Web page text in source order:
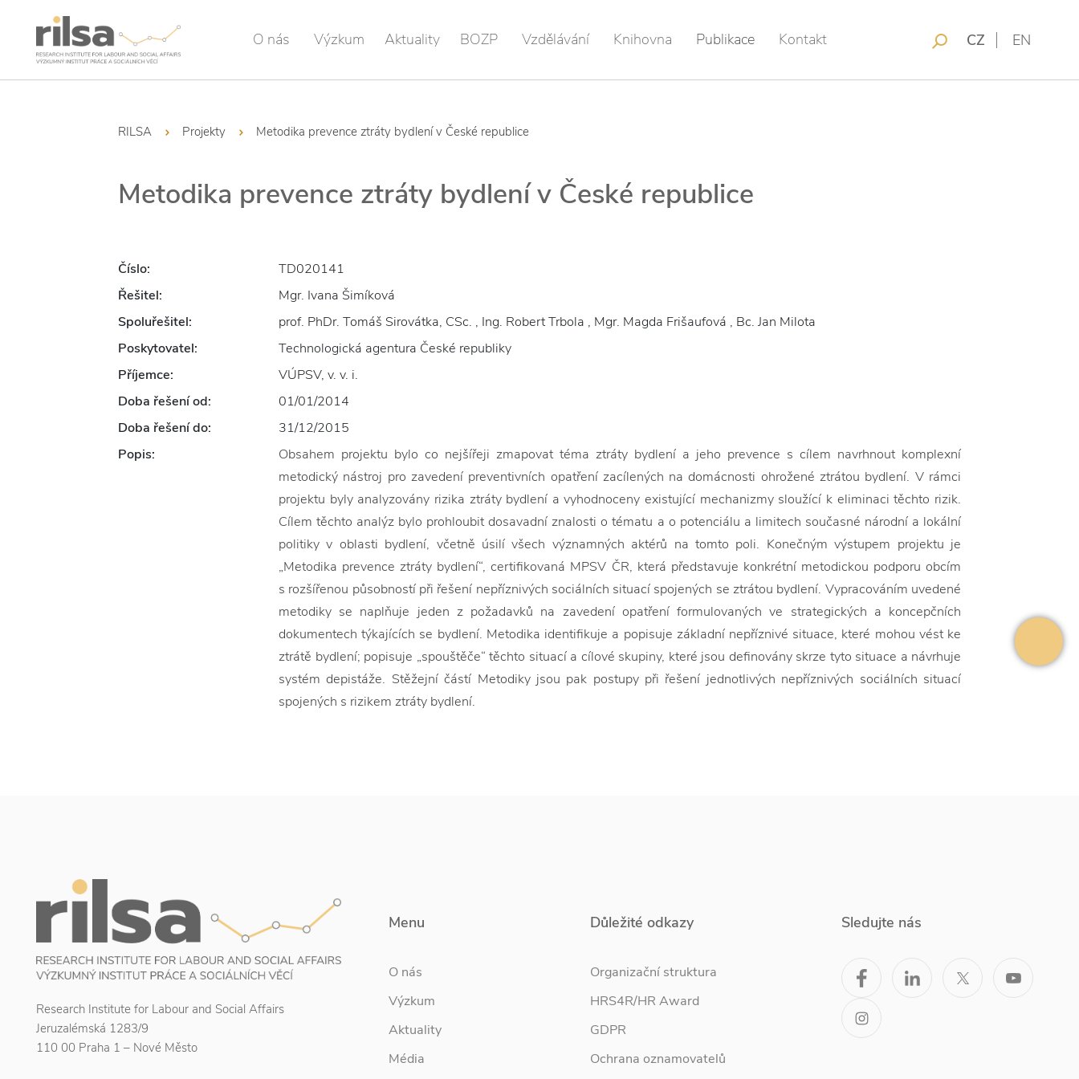
O nás Výzkum Aktuality BOZP Vzdělávání Knihovna Publikace Kontakt CZ EN
RILSA Projekty Metodika prevence ztráty bydlení v České republice
Metodika prevence ztráty bydlení v České republice
Číslo:
TD020141
Řešitel:
Mgr. Ivana Šimíková
Spoluřešitel:
prof. PhDr. Tomáš Sirovátka, CSc. , Ing. Robert Trbola , Mgr. Magda Frišaufová , Bc. Jan Milota
Poskytovatel:
Technologická agentura České republiky
Příjemce:
VÚPSV, v. v. i.
Doba řešení od:
01/01/2014
Doba řešení do:
31/12/2015
Popis:
Obsahem projektu bylo co nejšířeji zmapovat téma ztráty bydlení a jeho prevence s cílem navrhnout komplexní
metodický nástroj pro zavedení preventivních opatření zacílených na domácnosti ohrožené ztrátou bydlení. V rámci
projektu byly analyzovány rizika ztráty bydlení a vyhodnoceny existující mechanizmy sloužící k eliminaci těchto rizik.
Cílem těchto analýz bylo prohloubit dosavadní znalosti o tématu a o potenciálu a limitech současné národní a lokální
politiky v oblasti bydlení, včetně úsilí všech významných aktérů na tomto poli. Konečným výstupem projektu je
„Metodika prevence ztráty bydlení“, certifikovaná MPSV ČR, která představuje konkrétní metodickou podporu obcím
s rozšířenou působností při řešení nepříznivých sociálních situací spojených se ztrátou bydlení. Vypracováním uvedené
metodiky se naplňuje jeden z požadavků na zavedení opatření formulovaných ve strategických a koncepčních
dokumentech týkajících se bydlení. Metodika identifikuje a popisuje základní nepříznivé situace, které mohou vést ke
ztrátě bydlení; popisuje „spouštěče“ těchto situací a cílové skupiny, které jsou definovány skrze tyto situace a návrhuje
systém depistáže. Stěžejní částí Metodiky jsou pak postupy při řešení jednotlivých nepříznivých sociálních situací
spojených s rizikem ztráty bydlení.
Research Institute for Labour and Social Affairs
Jeruzalémská 1283/9
110 00 Praha 1 – Nové Město
Menu
O nás
Výzkum
Aktuality
Média
Důležité odkazy
Organizační struktura
HRS4R/HR Award
GDPR
Ochrana oznamovatelů
Sledujte nás